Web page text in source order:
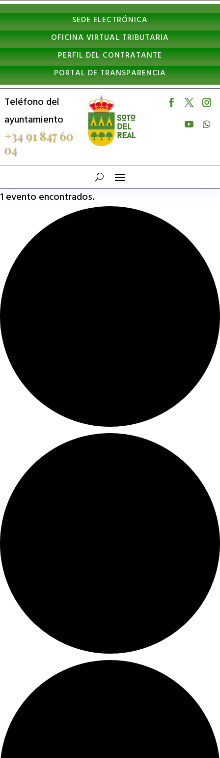
Nota:
este
sitio
web
incluye
un
sistema
de
accesibilidad.
SEDE ELECTRÓNICA
OFICINA VIRTUAL TRIBUTARIA
PERFIL DEL CONTRATANTE
PORTAL DE TRANSPARENCIA
Teléfono del
ayuntamiento
+34 91 847 60
04
1 evento encontrados.